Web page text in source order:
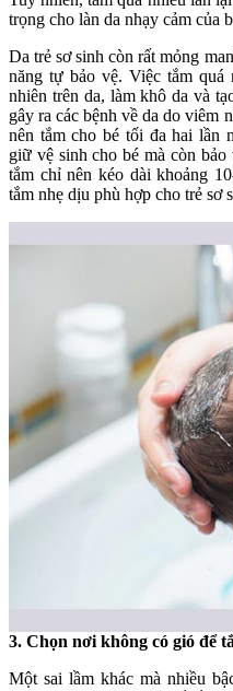
trọng cho làn da nhạy cảm của
Da trẻ sơ sinh còn rất mỏng
năng tự bảo vệ. Việc tắm
nhiên trên da, làm khô da và
gây ra các bệnh về da do viêm
nên tắm cho bé tối đa hai lần
giữ vệ sinh cho bé mà còn
tắm chỉ nên kéo dài khoảng
tắm nhẹ dịu phù hợp cho trẻ sơ
3. Chọn nơi không có gió để
Một sai lầm khác mà nhiều